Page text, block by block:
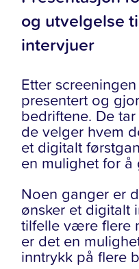
og utvelgelse
intervjuer
Etter
presentert og
bedriftene. De
de velger hvem
et digitalt
en mulighet for
Noen ganger er
ønsker et digitalt
tilfelle være flere
er det en
inntrykk på flere